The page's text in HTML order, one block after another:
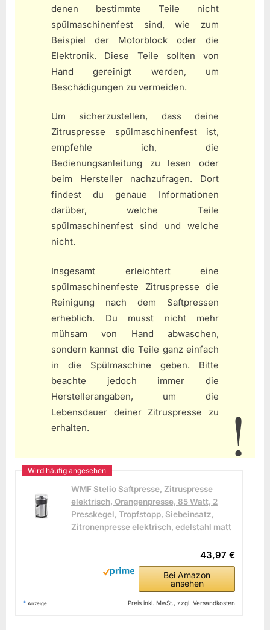
denen bestimmte Teile nicht
spülmaschinenfest sind, wie zum
Beispiel der Motorblock oder die
Elektronik. Diese Teile sollten von
Hand gereinigt werden, um
Beschädigungen zu vermeiden.
Um sicherzustellen, dass deine
Zitruspresse spülmaschinenfest ist,
empfehle ich, die
Bedienungsanleitung zu lesen oder
beim Hersteller nachzufragen. Dort
findest du genaue Informationen
darüber, welche Teile
spülmaschinenfest sind und welche
nicht.
Insgesamt erleichtert eine
spülmaschinenfeste Zitruspresse die
Reinigung nach dem Saftpressen
erheblich. Du musst nicht mehr
mühsam von Hand abwaschen,
sondern kannst die Teile ganz einfach
in die Spülmaschine geben. Bitte
beachte jedoch immer die
Herstellerangaben, um die
Lebensdauer deiner Zitruspresse zu
erhalten.
WMF Stelio Saftpresse, Zitruspresse
elektrisch, Orangenpresse, 85 Watt, 2
Presskegel, Tropfstopp, Siebeinsatz,
Zitronenpresse elektrisch, edelstahl matt
43,97 €
Bei Amazon
ansehen
* Anzeige Preis inkl. MwSt., zzgl. Versandkosten